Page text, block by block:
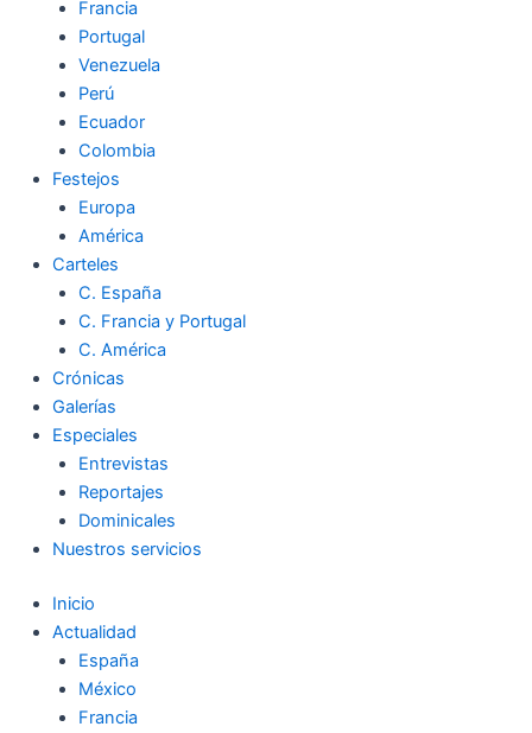
Francia
Portugal
Venezuela
Perú
Ecuador
Colombia
Festejos
Europa
América
Carteles
C. España
C. Francia y Portugal
C. América
Crónicas
Galerías
Especiales
Entrevistas
Reportajes
Dominicales
Nuestros servicios
Inicio
Actualidad
España
México
Francia